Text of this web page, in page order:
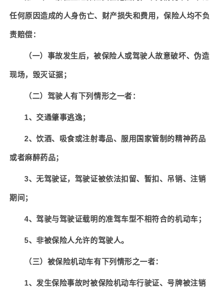
任何原因造成的人身伤亡、财产损失和费用，保险人均不负
责赔偿：
（一）事故发生后，被保险人或驾驶人故意破坏、伪造
现场，毁灭证据；
（二）驾驶人有下列情形之一者：
1、交通肇事逃逸；
2、饮酒、吸食或注射毒品、服用国家管制的精神药品
或者麻醉药品；
3、无驾驶证，驾驶证被依法扣留、暂扣、吊销、注销
期间；
4、驾驶与驾驶证载明的准驾车型不相符合的机动车；
5、非被保险人允许的驾驶人。
（三）被保险机动车有下列情形之一者：
1、发生保险事故时被保险机动车行驶证、号牌被注销